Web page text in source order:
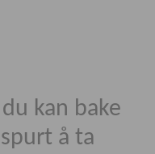
kan bake
å ta